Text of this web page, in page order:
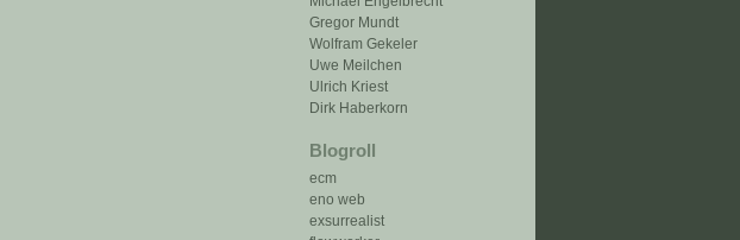
Gregor Mundt
Wolfram Gekeler
Uwe Meilchen
Ulrich Kriest
Dirk Haberkorn
Blogroll
ecm
eno web
exsurrealist